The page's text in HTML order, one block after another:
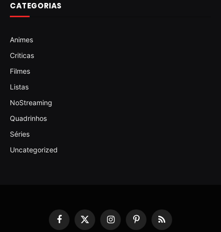
CATEGORIAS
Animes
Criticas
Filmes
Listas
NoStreaming
Quadrinhos
Séries
Uncategorized
Facebook
X
InstagramPinterestRSS